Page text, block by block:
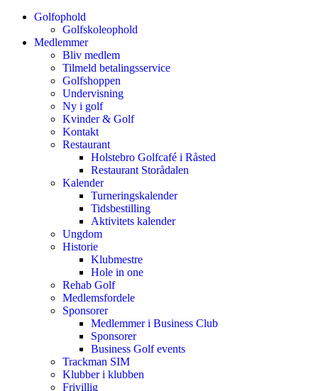
Golfophold
Golfskoleophold
Medlemmer
Bliv medlem
Tilmeld betalingsservice
Golfshoppen
Undervisning
Ny i golf
Kvinder & Golf
Kontakt
Restaurant
Holstebro Golfcafé i Råsted
Restaurant Storådalen
Kalender
Turneringskalender
Tidsbestilling
Aktivitets kalender
Ungdom
Historie
Klubmestre
Hole in one
Rehab Golf
Medlemsfordele
Sponsorer
Medlemmer i Business Club
Sponsorer
Business Golf events
Trackman SIM
Klubber i klubben
Frivillig